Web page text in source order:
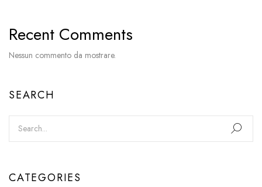
Recent Comments
Nessun commento da mostrare.
SEARCH
CATEGORIES